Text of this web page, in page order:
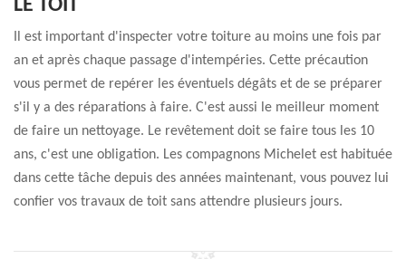
LE TOIT
Il est important d'inspecter votre toiture au moins une fois par
an et après chaque passage d'intempéries. Cette précaution
vous permet de repérer les éventuels dégâts et de se préparer
s'il y a des réparations à faire. C'est aussi le meilleur moment
de faire un nettoyage. Le revêtement doit se faire tous les 10
ans, c'est une obligation. Les compagnons Michelet est habituée
dans cette tâche depuis des années maintenant, vous pouvez lui
confier vos travaux de toit sans attendre plusieurs jours.